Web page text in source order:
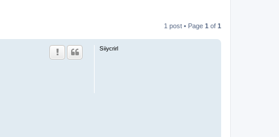
1 post • Page 1 of 1
Siiycrirl